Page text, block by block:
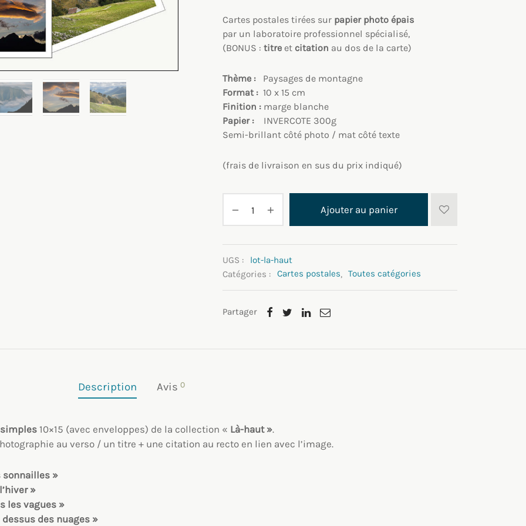
Cartes postales tirées sur papier photo épais
par un laboratoire professionnel spécialisé,
(BONUS : titre et citation au dos de la carte)
Thème : Paysages de montagne
Format : 10 x 15 cm
Finition : marge blanche
Papier : INVERCOTE 300g
Semi-brillant côté photo / mat côté texte
(frais de livraison en sus du prix indiqué)
Ajouter au panier
UGS :
lot-la-haut
Catégories :
Cartes postales, Toutes catégories
Partager
Description Avis 0
10×15 (avec enveloppes) de la collection « Là-haut ».
au verso / un titre + une citation au recto en lien avec l’image.
sonnailles »
»
les vagues »
des nuages »